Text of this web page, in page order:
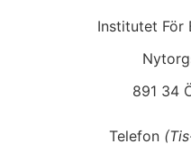
Institutet För
891 34
Telefon